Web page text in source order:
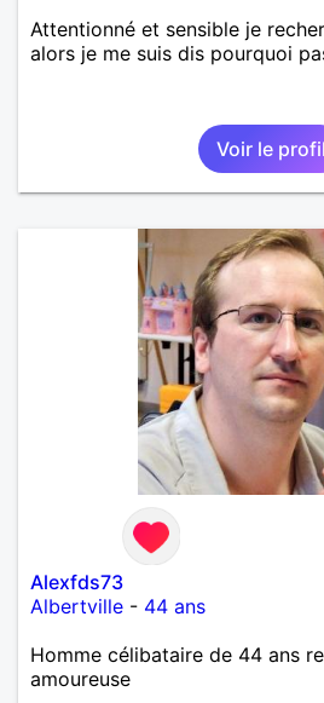
Attentionné et sensible je
alors je me suis dis pourquoi
Voir le profil
Alexfds73
Albertville - 44 ans
Homme célibataire de 44 ans
amoureuse